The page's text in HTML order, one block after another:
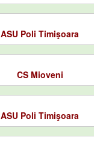
ASU Poli Timişoara
CS Mioveni
ASU Poli Timişoara